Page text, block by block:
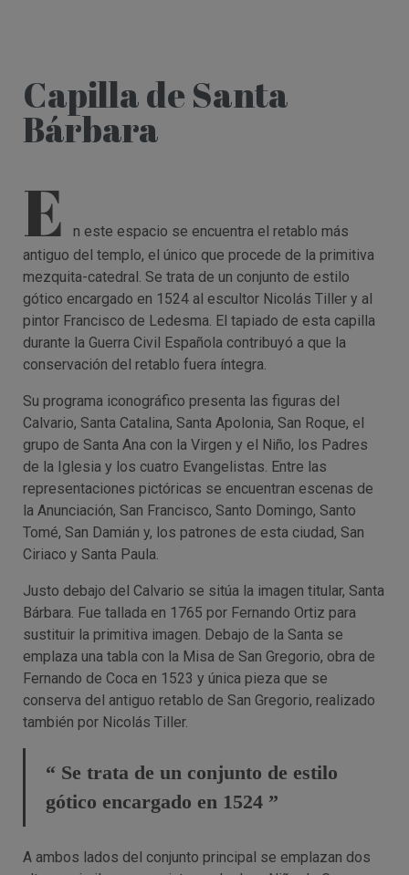
Capilla de Santa
Bárbara
E
n este espacio se encuentra el retablo más
antiguo del templo, el único que procede de la primitiva
mezquita-catedral. Se trata de un conjunto de estilo
gótico encargado en 1524 al escultor Nicolás Tiller y al
pintor Francisco de Ledesma. El tapiado de esta capilla
durante la Guerra Civil Española contribuyó a que la
conservación del retablo fuera íntegra.
Su programa iconográfico presenta las figuras del
Calvario, Santa Catalina, Santa Apolonia, San Roque, el
grupo de Santa Ana con la Virgen y el Niño, los Padres
de la Iglesia y los cuatro Evangelistas. Entre las
representaciones pictóricas se encuentran escenas de
la Anunciación, San Francisco, Santo Domingo, Santo
Tomé, San Damián y, los patrones de esta ciudad, San
Ciriaco y Santa Paula.
Justo debajo del Calvario se sitúa la imagen titular, Santa
Bárbara. Fue tallada en 1765 por Fernando Ortiz para
sustituir la primitiva imagen. Debajo de la Santa se
emplaza una tabla con la Misa de San Gregorio, obra de
Fernando de Coca en 1523 y única pieza que se
conserva del antiguo retablo de San Gregorio, realizado
también por Nicolás Tiller.
“ Se trata de un conjunto de estilo
gótico encargado en 1524 ”
A ambos lados del conjunto principal se emplazan dos